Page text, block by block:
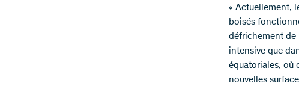
« Actuellement,
boisés
défrichement de
intensive que
équatoriales, où
nouvelles